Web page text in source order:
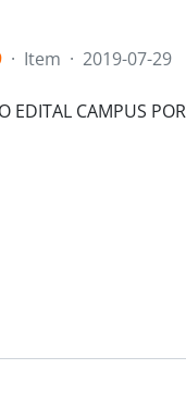
· Item · 2019-07-29
EDITAL CAMPUS